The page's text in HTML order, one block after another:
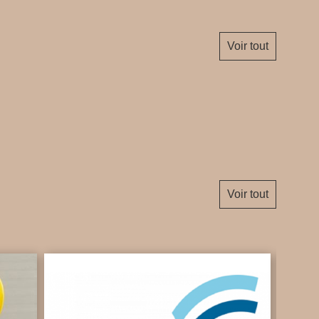
Voir tout
Voir tout